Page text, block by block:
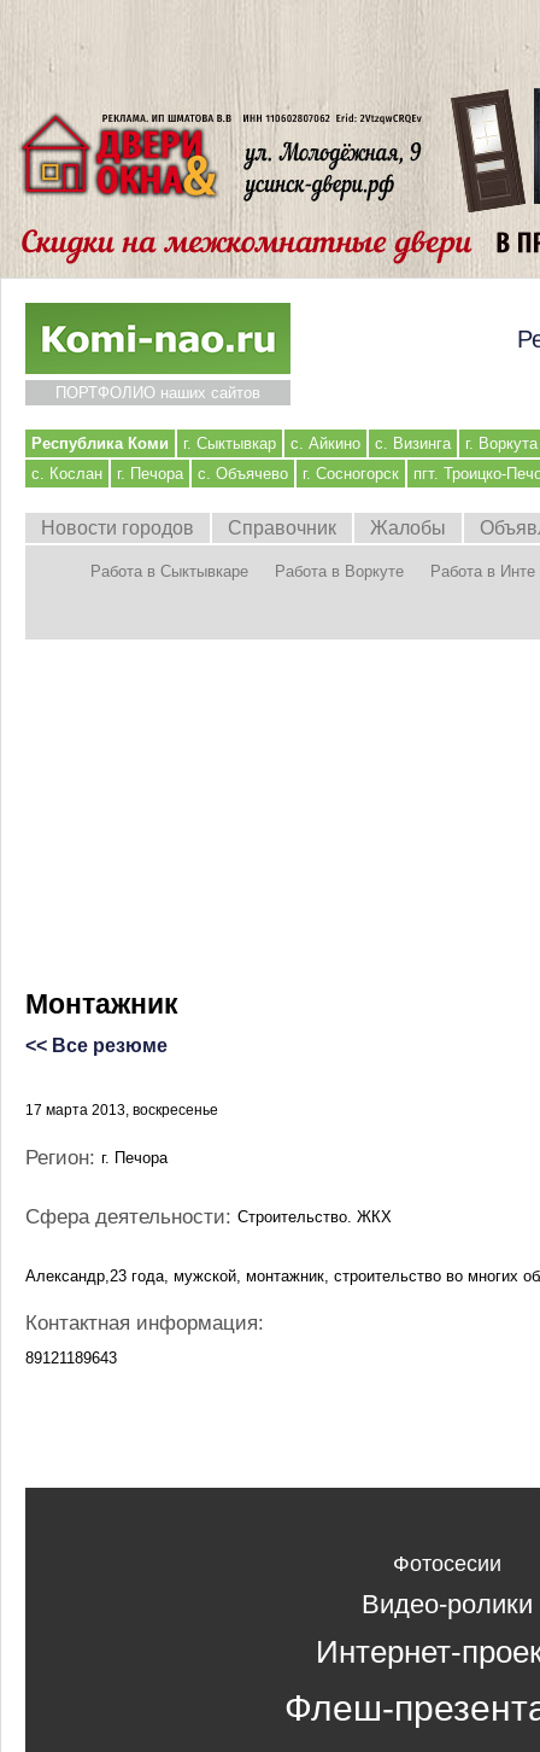
ПОРТФОЛИО наших сайтов
Республика Коми г. Сыктывкар с. Айкино с. Визинга
г. Воркута
с. Кослан
г. Печора с. Объячево г. Сосногорск пгт. Троицко-
Новости городов Справочник Жалобы
Работа в Сыктывкаре Работа в Воркуте Работа в Инте
Монтажник
<< Все резюме
17 марта 2013, воскресенье
Регион: г. Печора
Сфера деятельности: Строительство. ЖКХ
Александр,23 года, мужской, монтажник, строительство во многих
Контактная информация:
89121189643
Фотосесии
Видео-ролики
Интернет-
Флеш-